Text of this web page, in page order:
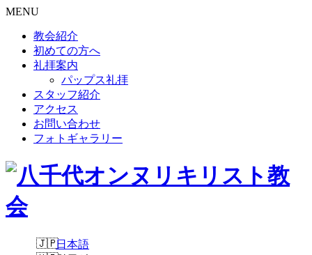
MENU
教会紹介
初めての方へ
礼拝案内
パップス礼拝
スタッフ紹介
アクセス
お問い合わせ
フォトギャラリー
日本語